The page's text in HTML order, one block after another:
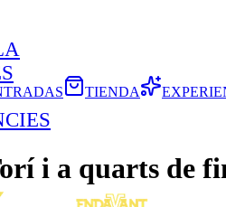
TIENDA
i a quarts de